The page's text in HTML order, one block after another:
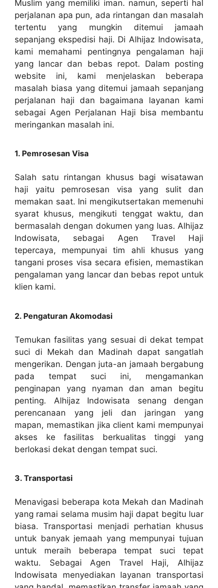
Muslim yang memiliki iman. namun, seperti hal
perjalanan apa pun, ada rintangan dan masalah
tertentu yang mungkin ditemui jamaah
sepanjang ekspedisi haji. Di Alhijaz Indowisata,
kami memahami pentingnya pengalaman haji
yang lancar dan bebas repot. Dalam posting
website ini, kami menjelaskan beberapa
masalah biasa yang ditemui jamaah sepanjang
perjalanan haji dan bagaimana layanan kami
sebagai Agen Perjalanan Haji bisa membantu
meringankan masalah ini.
1. Pemrosesan Visa
Salah satu rintangan khusus bagi wisatawan
haji yaitu pemrosesan visa yang sulit dan
memakan saat. Ini mengikutsertakan memenuhi
syarat khusus, mengikuti tenggat waktu, dan
bermasalah dengan dokumen yang luas. Alhijaz
Indowisata, sebagai Agen Travel Haji
tepercaya, mempunyai tim ahli khusus yang
tangani proses visa secara efisien, memastikan
pengalaman yang lancar dan bebas repot untuk
klien kami.
2. Pengaturan Akomodasi
Temukan fasilitas yang sesuai di dekat tempat
suci di Mekah dan Madinah dapat sangatlah
mengerikan. Dengan juta-an jamaah bergabung
pada tempat suci ini, mengamankan
penginapan yang nyaman dan aman begitu
penting. Alhijaz Indowisata senang dengan
perencanaan yang jeli dan jaringan yang
mapan, memastikan jika client kami mempunyai
akses ke fasilitas berkualitas tinggi yang
berlokasi dekat dengan tempat suci.
3. Transportasi
Menavigasi beberapa kota Mekah dan Madinah
yang ramai selama musim haji dapat begitu luar
biasa. Transportasi menjadi perhatian khusus
untuk banyak jemaah yang mempunyai tujuan
untuk meraih beberapa tempat suci tepat
waktu. Sebagai Agen Travel Haji, Alhijaz
Indowisata menyediakan layanan transportasi